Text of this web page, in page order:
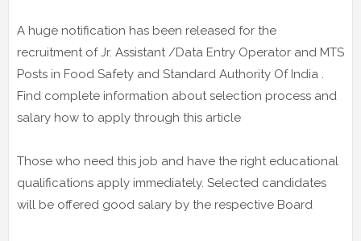
A huge notification has been released for the
recruitment of Jr. Assistant /Data Entry Operator and MTS
Posts in Food Safety and Standard Authority Of India .
Find complete information about selection process and
salary how to apply through this article
Those who need this job and have the right educational
qualifications apply immediately. Selected candidates
will be offered good salary by the respective Board